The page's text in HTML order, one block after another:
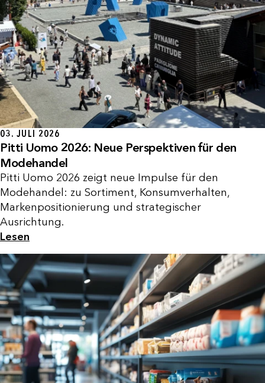
03. JULI 2026
Pitti Uomo 2026: Neue Perspektiven für den
Modehandel
Pitti Uomo 2026 zeigt neue Impulse für den
Modehandel: zu Sortiment, Konsumverhalten,
Markenpositionierung und strategischer
Ausrichtung.
Lesen